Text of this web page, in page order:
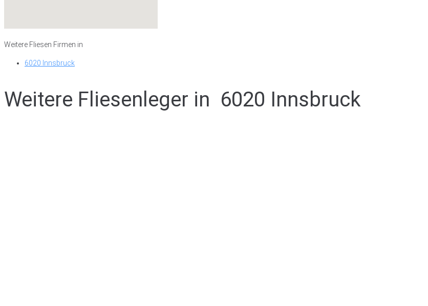
Weitere Fliesen Firmen in
6020 Innsbruck
Weitere Fliesenleger in 6020 Innsbruck